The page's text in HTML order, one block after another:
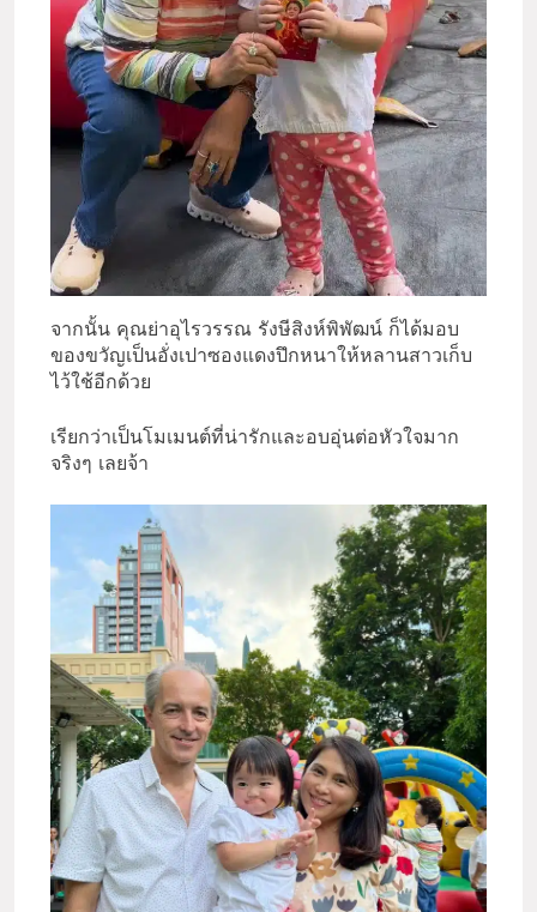
จากนั้น คุณย่าอุไรวรรณ รังษีสิงห์พิพัฒน์ ก็ได้มอบ
ของขวัญเป็นอั่งเปาซองแดงปึกหนาให้หลานสาวเก็บ
ไว้ใช้อีกด้วย
เรียกว่าเป็นโมเมนต์ที่น่ารักและอบอุ่นต่อหัวใจมาก
จริงๆ เลยจ้า